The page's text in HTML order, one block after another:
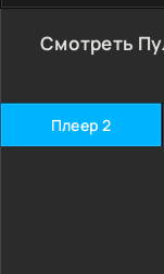
Смотреть
Плеер 2